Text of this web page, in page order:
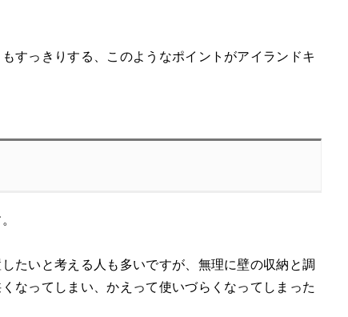
すっきりする、このようなポイントがアイランドキ
たいと考える人も多いですが、無理に壁の収納と調
なってしまい、かえって使いづらくなってしまった